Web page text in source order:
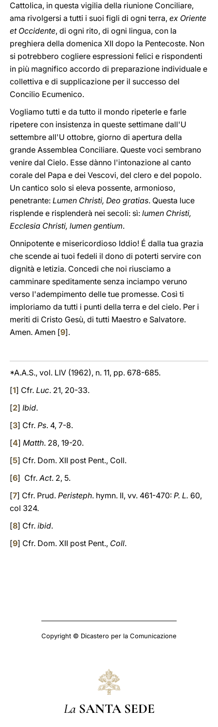
Cattolica, in questa vigilia della riunione Conciliare,
ama rivolgersi a tutti i suoi figli di ogni terra, ex Oriente
et Occidente, di ogni rito, di ogni lingua, con la
preghiera della domenica XII dopo la Pentecoste. Non
si potrebbero cogliere espressioni felici e rispondenti
in più magnifico accordo di preparazione individuale e
collettiva e di supplicazione per il successo del
Concilio Ecumenico.
Vogliamo tutti e da tutto il mondo ripeterle e farle
ripetere con insistenza in queste settimane dall'U
settembre all'U ottobre, giorno di apertura della
grande Assemblea Conciliare. Queste voci sembrano
venire dal Cielo. Esse dànno l'intonazione al canto
corale del Papa e dei Vescovi, del clero e del popolo.
Un cantico solo si eleva possente, armonioso,
penetrante: Lumen Christi, Deo gratias. Questa luce
risplende e risplenderà nei secoli: sì: lumen Christi,
Ecclesia Christi, lumen gentium.
Onnipotente e misericordioso Iddio! É dalla tua grazia
che scende ai tuoi fedeli il dono di poterti servire con
dignità e letizia. Concedi che noi riusciamo a
camminare speditamente senza inciampo veruno
verso l'adempimento delle tue promesse. Così ti
imploriamo da tutti i punti della terra e del cielo. Per i
meriti di Cristo Gesù, di tutti Maestro e Salvatore.
Amen. Amen [9].
*A.A.S., vol. LIV (1962), n. 11, pp. 678-685.
[1] Cfr. Luc. 21, 20-33.
[2] Ibid.
[3] Cfr. Ps. 4, 7-8.
[4] Matth. 28, 19-20.
[5] Cfr. Dom. XII post Pent., Coll.
[6] Cfr.Act. 2, 5.
[7] Cfr. Prud. Peristeph. hymn. II, vv. 461-470: P. L. 60,
col 324.
[8] Cfr. ibid.
[9] Cfr. Dom. XII post Pent., Coll.
Copyright © Dicastero per la Comunicazione
La SANTA SEDE